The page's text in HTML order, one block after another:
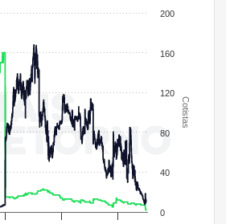
Cotistas
0
40
80
120
160
200